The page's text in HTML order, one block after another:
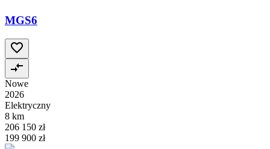
MGS6
Nowe
2026
Elektryczny
8 km
206 150 zł
199 900 zł